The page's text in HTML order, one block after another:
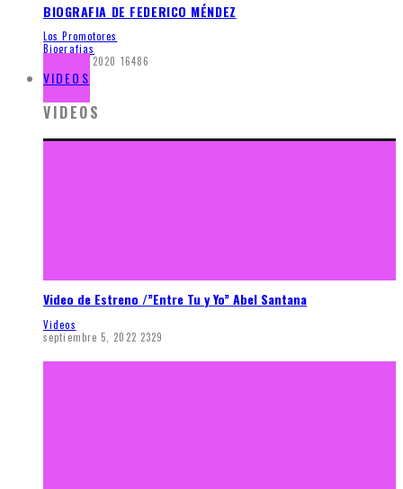
BIOGRAFIA DE FEDERICO MÉNDEZ
Los Promotores
Biografias
enero 17, 2020 16486
VIDEOS
VIDEOS
Video de Estreno /”Entre Tu y Yo” Abel Santana
Videos
septiembre 5, 2022 2329